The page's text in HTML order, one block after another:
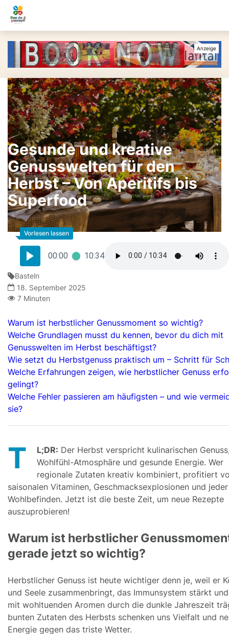
Gesunde und kreative
Genusswelten für den
Herbst – Von Aperitifs bis
Superfood
00:00 10:34
Basteln
18. September 2025
7 Minuten
Warum ist herbstlicher Genussmoment so wichtig?
Welche Grundlagen musst du kennen, bevor du dich mit
Genusswelten im Herbst beschäftigst?
Wie setzt du Herbstgenuss praktisch um – Schritt für
Welche Erfahrungen zeigen, wie herbstlicher Genuss
gelingt?
Welche Fehler passieren am häufigsten – und wie
sie?
T L;DR: Der Herbst verspricht kulinarischen
Wohlfühl-Atmosphäre und gesunde Energie. Wer
regionale Zutaten kreativ kombiniert, profitiert
saisonalen Vitaminen, Geschmacksexplosionen und
Wohlbefinden. Jetzt ist die beste Zeit, um neue Rezepte
auszuprobieren!
Warum ist herbstlicher
gerade jetzt so wichtig?
Herbstlicher Genuss ist heute wichtiger denn je, weil er
und Seele zusammenbringt, das Immunsystem stärkt
mit wohltuenden Aromen durch die dunkle Jahreszeit
bunten Zutaten des Herbsts schenken uns Vielfalt und
Energie gegen das triste Wetter.